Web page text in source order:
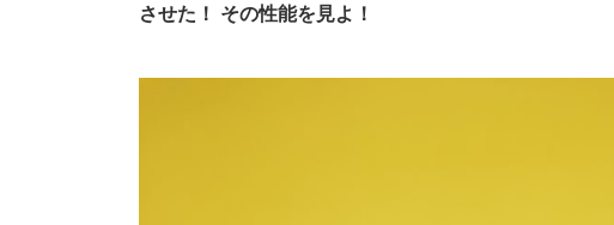
させた！ その性能を見よ！